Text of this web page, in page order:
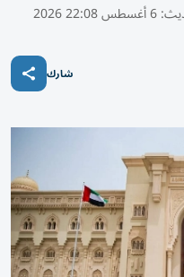
6 أغسطس 22:08 2026
شارك